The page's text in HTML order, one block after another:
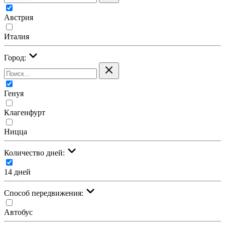
Австрия
Италия
Город:
Генуя
Клагенфурт
Ницца
Количество дней:
14 дней
Cпособ передвижения:
Автобус